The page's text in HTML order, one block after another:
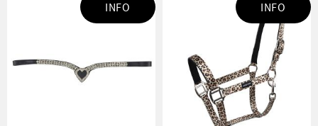
INFO INFO